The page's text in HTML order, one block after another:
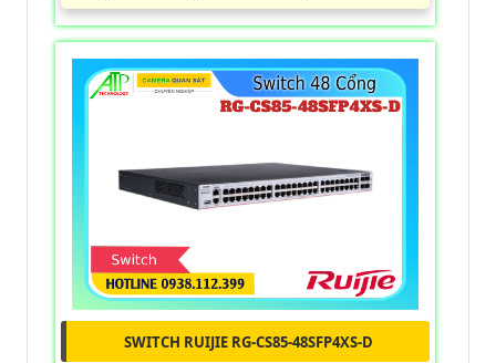
SWITCH RUIJIE RG-CS85-48SFP4XS-D